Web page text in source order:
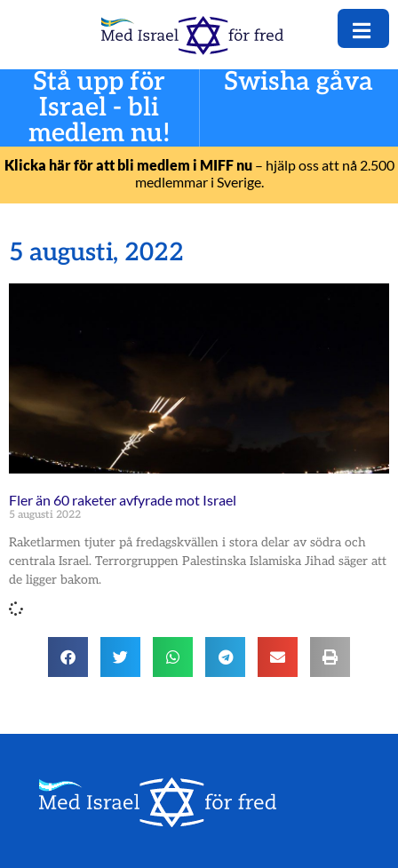
Stå upp för
Israel - bli
medlem nu!
Swisha gåva
Klicka här för att bli medlem i MIFF nu– hjälp oss att nå 2.500
medlemmar i Sverige.
5 augusti, 2022
Fler än 60 raketer avfyrade mot Israel
5 augusti 2022
Raketlarmen tjuter på fredagskvällen i stora delar av södra och
centrala Israel. Terrorgruppen Palestinska Islamiska Jihad säger att
de ligger bakom.